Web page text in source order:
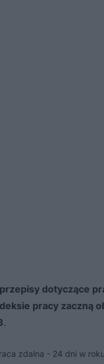
dotyczące
pracy zaczną
.
zdalna - 24 dni w